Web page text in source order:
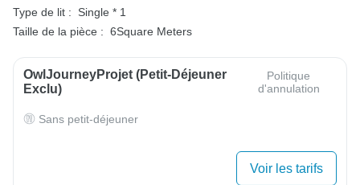
Type de lit :
Single * 1
Taille de la pièce : 6Square Meters
OwlJourneyProjet (petit-Déjeuner
Exclu)
Politique
d'annulation
Sans petit-déjeuner
Voir les tarifs